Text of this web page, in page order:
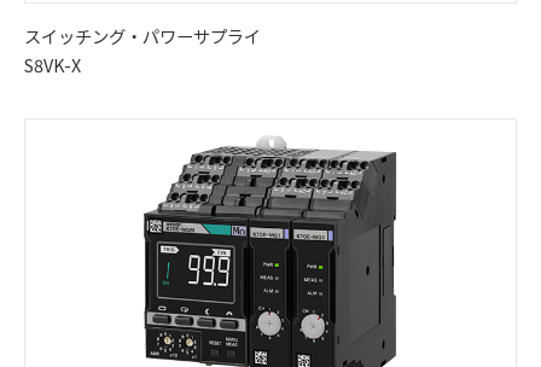
スイッチング・パワーサプライ
S8VK-X